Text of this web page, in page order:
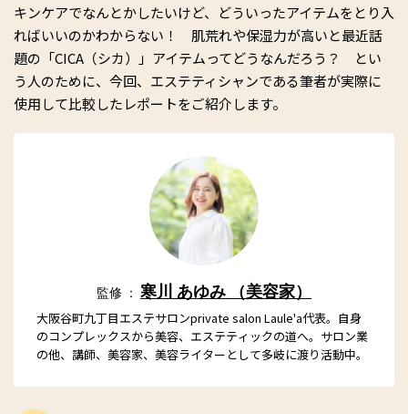
キンケアでなんとかしたいけど、どういったアイテムをとり入
ればいいのかわからない！ 肌荒れや保湿力が高いと最近話
題の「CICA（シカ）」アイテムってどうなんだろう？ とい
う人のために、今回、エステティシャンである筆者が実際に
使用して比較したレポートをご紹介します。
監修 ： 寒川 あゆみ （美容家）
大阪谷町九丁目エステサロンprivate salon Laule'a代表。自身
のコンプレックスから美容、エステティックの道へ。サロン業
の他、講師、美容家、美容ライターとして多岐に渡り活動中。